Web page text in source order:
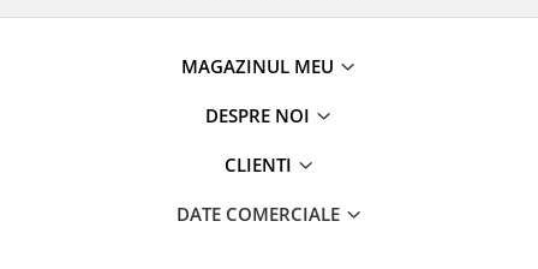
MAGAZINUL MEU
DESPRE NOI
CLIENTI
DATE COMERCIALE